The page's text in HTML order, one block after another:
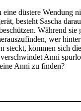
düstere Wendung
besteht Sascha
Während sie
wer
steckt, kommen sich
Anni
Anni zu finden?